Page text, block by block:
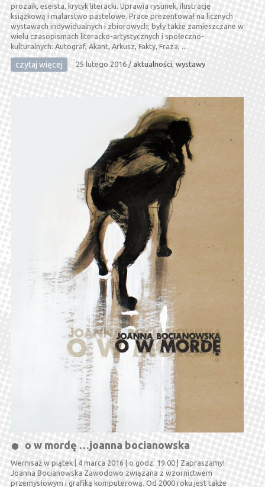
prozaik, eseista, krytyk literacki. Uprawia rysunek, ilustrację
książkową i malarstwo pastelowe. Prace prezentował na licznych
wystawach indywidualnych i zbiorowych; były także zamieszczane w
wielu czasopismach literacko-artystycznych i społeczno-
kulturalnych: Autograf, Akant, Arkusz, Fakty, Fraza, ...
czytaj więcej 25 lutego 2016 /aktualności, wystawy
o w mordę …joanna bocianowska
Wernisaż w piątek | 4 marca 2016 | o godz. 19.00 | Zapraszamy!
Joanna Bocianowska Zawodowo związana z wzornictwem
przemysłowym i grafiką komputerową. Od 2000 roku jest także